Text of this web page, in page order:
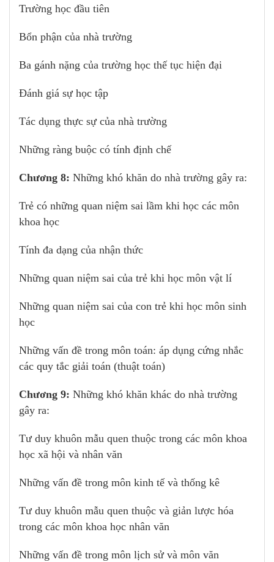
Trường học đầu tiên
Bổn phận của nhà trường
Ba gánh nặng của trường học thế tục hiện đại
Đánh giá sự học tập
Tác dụng thực sự của nhà trường
Những ràng buộc có tính định chế
Chương 8: Những khó khăn do nhà trường gây ra:
Trẻ có những quan niệm sai lầm khi học các môn
khoa học
Tính đa dạng của nhận thức
Những quan niệm sai của trẻ khi học môn vật lí
Những quan niệm sai của con trẻ khi học môn sinh
học
Những vấn đề trong môn toán: áp dụng cứng nhắc
các quy tắc giải toán (thuật toán)
Chương 9: Những khó khăn khác do nhà trường
gây ra:
Tư duy khuôn mẫu quen thuộc trong các môn khoa
học xã hội và nhân văn
Những vấn đề trong môn kinh tế và thống kê
Tư duy khuôn mẫu quen thuộc và giản lược hóa
trong các môn khoa học nhân văn
Những vấn đề trong môn lịch sử và môn văn